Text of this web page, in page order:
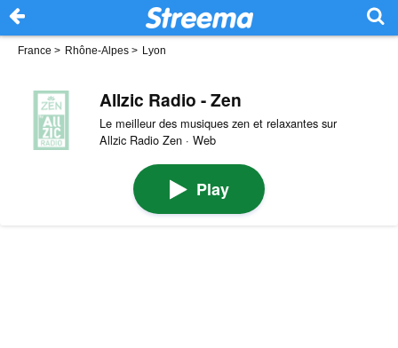
France > Rhône-Alpes > Lyon
Allzic Radio - Zen
Le meilleur des musiques zen et relaxantes sur
Allzic Radio Zen · Web
Play